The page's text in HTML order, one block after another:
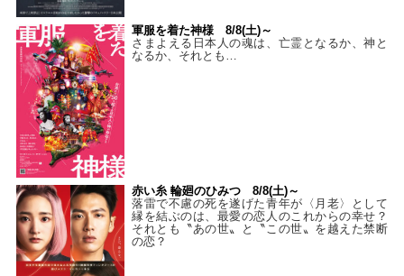
軍服を着た神様 8/8(土)～
さまよえる日本人の魂は、亡霊となるか、神と
なるか、それとも…
赤い糸 輪廻のひみつ 8/8(土)～
落雷で不慮の死を遂げた青年が〈月老〉として
縁を結ぶのは、最愛の恋人のこれからの幸せ？
それとも〝あの世〟と〝この世〟を越えた禁断
の恋？